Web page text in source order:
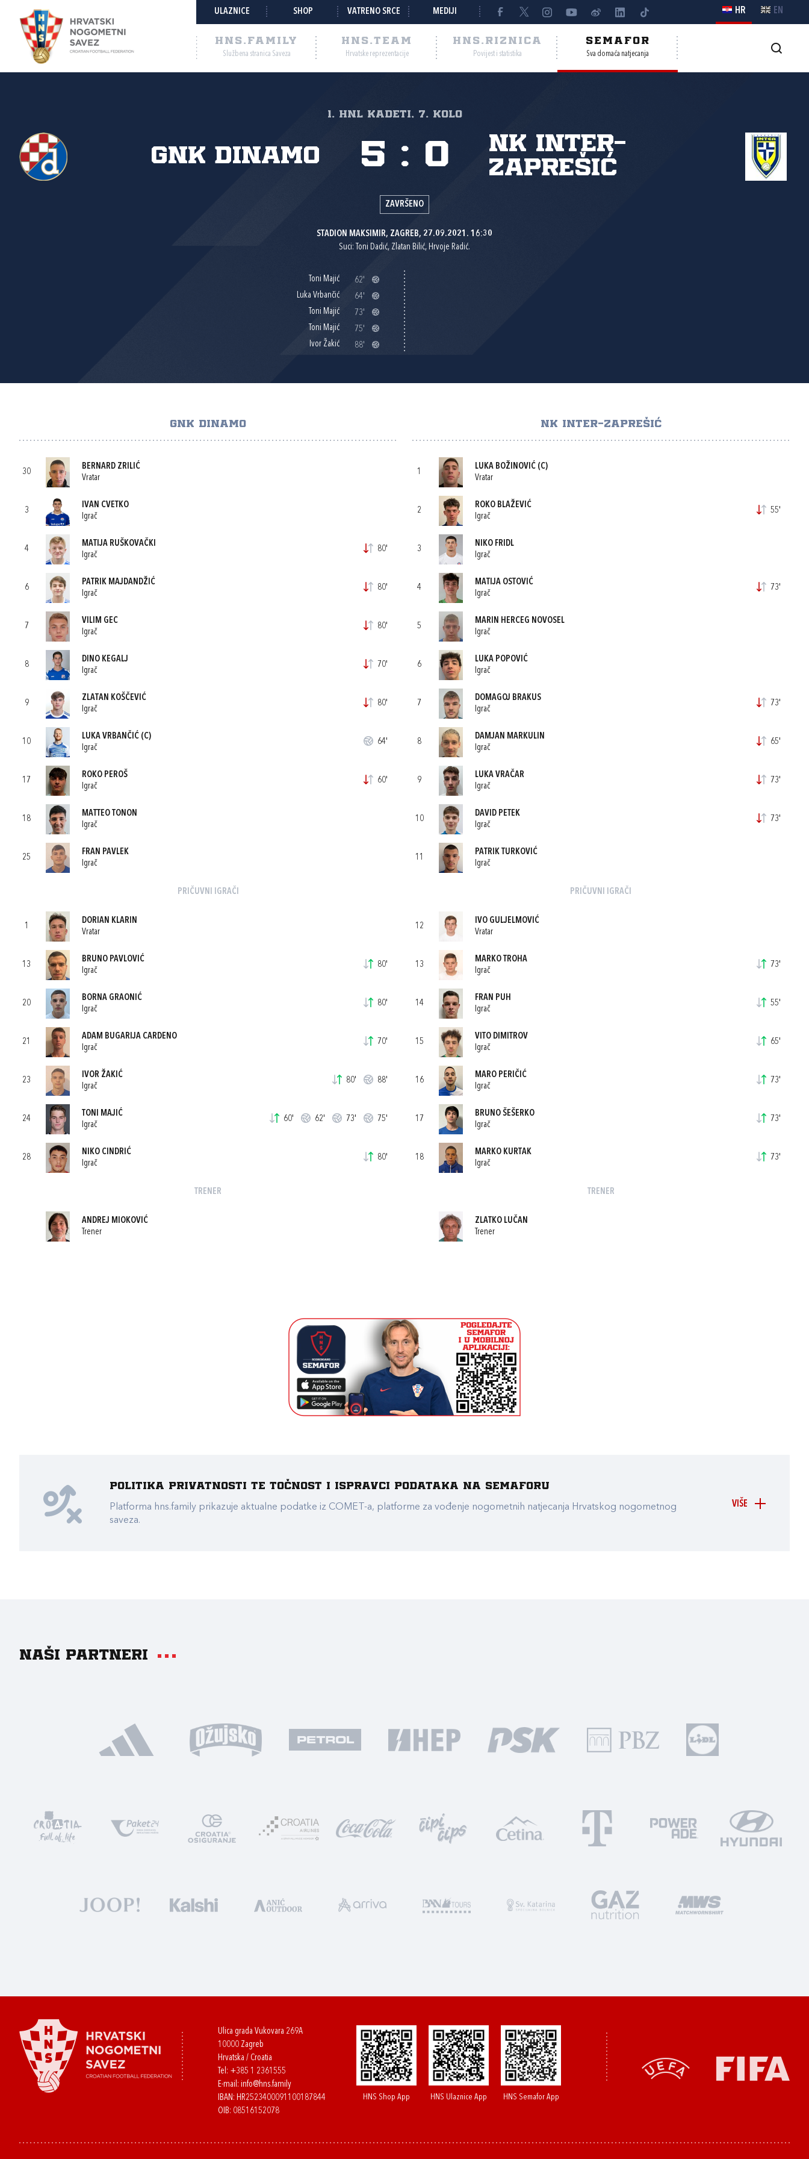
ULAZNICE SHOP VATRENO SRCE MEDIJI HR EN
HNS.FAMILY
Službena stranica Saveza
HNS.TEAM
Hrvatske reprezentacije
HNS.RIZNICA
Povijest i statistika
SEMAFOR
Sva domaća natjecanja
1. HNL Kadeti, 7. kolo
GNK Dinamo
NK Inter-
Zaprešić
5 : 0
ZAVRŠENO
STADION MAKSIMIR, ZAGREB, 27.09.2021. 16:30
Suci: Toni Dadić, Zlatan Bilić, Hrvoje Radić.
Toni Majić
62'
Luka Vrbančić
64'
Toni Majić
73'
Toni Majić
75'
Ivor Žakić
88'
GNK DINAMO
30
BERNARD ZRILIĆ
Vratar
3
IVAN CVETKO
Igrač
4
MATIJA RUŠKOVAČKI
Igrač
80'
6
PATRIK MAJDANDŽIĆ
Igrač
80'
7
VILIM GEC
Igrač
80'
8
DINO KEGALJ
Igrač
70'
9
ZLATAN KOŠČEVIĆ
Igrač
80'
10
LUKA VRBANČIĆ (C)
Igrač
64'
17
ROKO PEROŠ
Igrač
60'
18
MATTEO TONON
Igrač
25
FRAN PAVLEK
Igrač
PRIČUVNI IGRAČI
1
DORIAN KLARIN
Vratar
13
BRUNO PAVLOVIĆ
Igrač
80'
20
BORNA GRAONIĆ
Igrač
80'
21
ADAM BUGARIJA CARDENO
Igrač
70'
23
IVOR ŽAKIĆ
Igrač
80' 88'
24
TONI MAJIĆ
Igrač
60' 62' 73' 75'
28
NIKO CINDRIĆ
Igrač
80'
TRENER
ANDREJ MIOKOVIĆ
Trener
NK INTER-ZAPREŠIĆ
1
LUKA BOŽINOVIĆ(C)
Vratar
2
ROKO BLAŽEVIĆ
Igrač
55'
3
NIKO FRIDL
Igrač
4
MATIJA OSTOVIĆ
Igrač
73'
5
MARIN HERCEG NOVOSEL
Igrač
6
LUKA POPOVIĆ
Igrač
7
DOMAGOJ BRAKUS
Igrač
73'
8
DAMJAN MARKULIN
Igrač
65'
9
LUKA VRAČAR
Igrač
73'
10
DAVID PETEK
Igrač
73'
11
PATRIK TURKOVIĆ
Igrač
PRIČUVNI IGRAČI
12
IVO GULJELMOVIĆ
Vratar
13
MARKO TROHA
Igrač
73'
14
FRAN PUH
Igrač
55'
15
VITO DIMITROV
Igrač
65'
16
MARO PERIČIĆ
Igrač
73'
17
BRUNO ŠEŠERKO
Igrač
73'
18
MARKO KURTAK
Igrač
73'
TRENER
ZLATKO LUČAN
Trener
VIŠE
Politika privatnosti te točnost i ispravci podataka na Semaforu
Platforma hns.family prikazuje aktualne podatke iz COMET-a, platforme za vođenje nogometnih natjecanja Hrvatskog nogometnog
saveza.
Naši partneri
Ulica grada Vukovara 269A
10000 Zagreb
Hrvatska / Croatia
Tel: +385 1 2361555
E-mail: info@hns.family
IBAN: HR2523400091100187844
OIB: 08516152078
HNS Shop App HNS Ulaznice App HNS Semafor App